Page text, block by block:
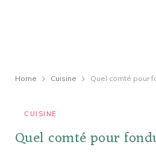
Home Cuisine Quel comté pour
CUISINE
Quel comté pour